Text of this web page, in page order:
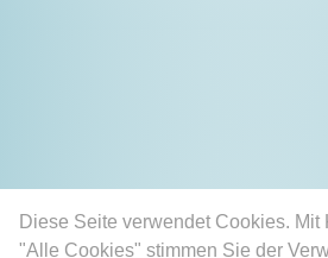
Diese Seite verwendet Cookies. Mit
"Alle Cookies" stimmen Sie der